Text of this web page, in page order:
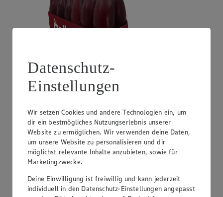
Angebot: Unsere Heimat Zucchini
Festpreis von 1.49€
aus Süddeutschland, Klasse I, 1 kg
Datenschutz-
Einstellungen
Wir setzen Cookies und andere Technologien ein, um
dir ein bestmögliches Nutzungserlebnis unserer
Website zu ermöglichen. Wir verwenden deine Daten,
um unsere Website zu personalisieren und dir
möglichst relevante Inhalte anzubieten, sowie für
Marketingzwecke.
Deine Einwilligung ist freiwillig und kann jederzeit
individuell in den Datenschutz-Einstellungen angepasst